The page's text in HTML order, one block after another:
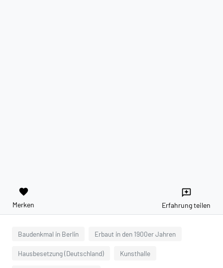
favorite
Merken
reviews
Erfahrung teilen
Baudenkmal in Berlin Erbaut in den 1900er Jahren
Hausbesetzung (Deutschland) Kunsthalle